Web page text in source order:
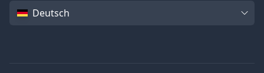
SpracheDeutsch